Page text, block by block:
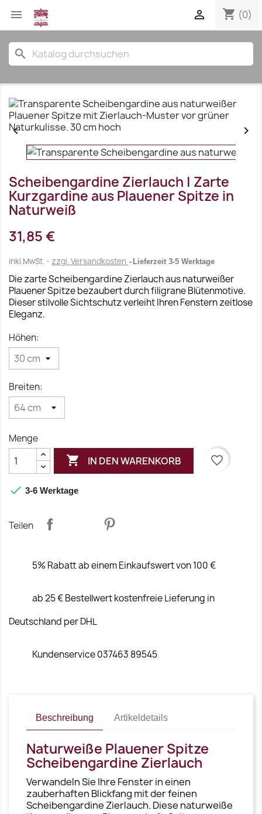
 shopping_cart (0)

search
 
Scheibengardine Zierlauch | Zarte
Kurzgardine aus Plauener Spitze in
Naturweiß
31,85 €
inkl.MwSt. zzgl. Versandkosten Lieferzeit 3-5 Werktage
Die zarte Scheibengardine Zierlauch aus naturweißer
Plauener Spitze bezaubert durch filigrane Blütenmotive.
Dieser stilvolle Sichtschutz verleiht Ihren Fenstern zeitlose
Eleganz.
Höhen:
Breiten:
Menge
 IN DEN WARENKORB favorite_border
 3-6 Werktage
Teilen
5% Rabatt ab einem Einkaufswert von 100 €
ab 25 € Bestellwert kostenfreie Lieferung in
Deutschland per DHL
Kundenservice 037463 89545
Beschreibung Artikeldetails
Naturweiße Plauener Spitze
Scheibengardine Zierlauch
Verwandeln Sie Ihre Fenster in einen
zauberhaften Blickfang mit der feinen
Scheibengardine Zierlauch. Diese naturweiße